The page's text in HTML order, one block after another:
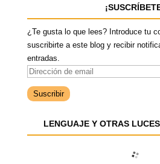
¿Te gusta lo que lees? Introduce tu
suscribirte a este blog y recibir
entradas.
D
r
c
LENGUAJE Y OTRAS